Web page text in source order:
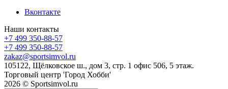
Вконтакте
Наши контакты
+7 499 350-88-57
+7 499 350-88-57
zakaz@sportsimvol.ru
105122, Щёлковское ш., дом 3, стр. 1 офис 506, 5 этаж.
Торговый центр 'Город Хобби'
2026 © Sportsimvol.ru